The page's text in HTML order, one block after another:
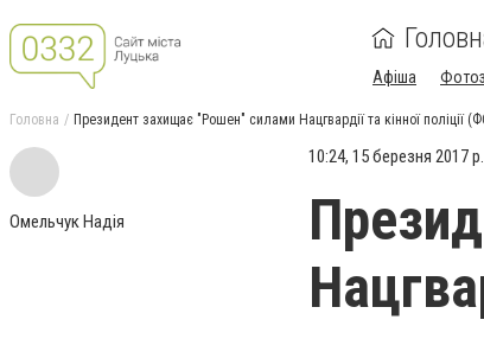
Афіша
Головна Президент захищає "Рошен" силами Нацгвардії та кінної поліції
Омельчук Надія
10:24, 15 березня 2017 р.